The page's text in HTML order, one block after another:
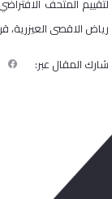
رياض الاقصى العيزرية،
شارك المقال عبر: